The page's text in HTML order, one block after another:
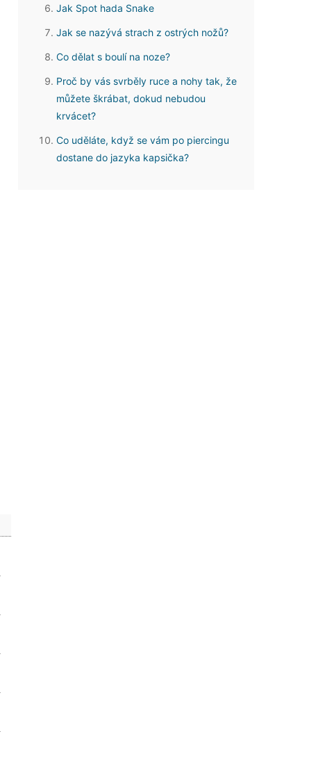
Jak Spot hada Snake
Jak se nazývá strach z ostrých nožů?
Co dělat s boulí na noze?
Proč by vás svrběly ruce a nohy tak, že
můžete škrábat, dokud nebudou
krvácet?
Co uděláte, když se vám po piercingu
dostane do jazyka kapsička?